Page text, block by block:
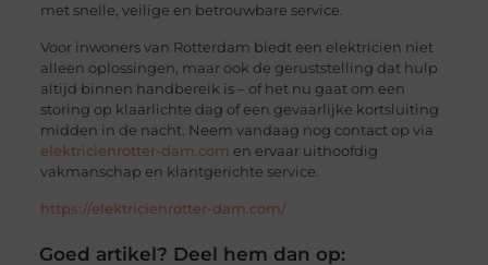
met snelle, veilige en betrouwbare service.
Voor inwoners van Rotterdam biedt een elektricien niet
alleen oplossingen, maar ook de geruststelling dat hulp
altijd binnen handbereik is – of het nu gaat om een
storing op klaarlichte dag of een gevaarlijke kortsluiting
midden in de nacht. Neem vandaag nog contact op via
elektricienrotter-dam.com en ervaar uithoofdig
vakmanschap en klantgerichte service.
https://elektricienrotter-dam.com/
Goed artikel? Deel hem dan op: